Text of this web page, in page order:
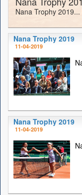
Nana Trophy 2019...
Nana Trophy 2019
11-04-2019
Nana Trophy 2019
11-04-2019